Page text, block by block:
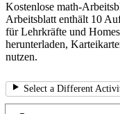
Kostenlose math-
Arbeitsblatt enthält 10
für Lehrkräfte und
herunterladen,
nutzen.
Select a Different